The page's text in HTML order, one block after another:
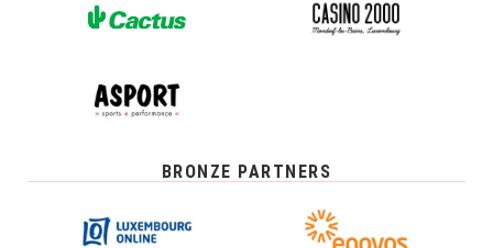
BRONZE PARTNERS